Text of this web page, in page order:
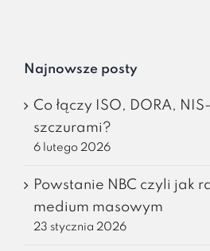
Najnowsze posty
Co łączy ISO, DORA,
szczurami?
6 lutego 2026
Powstanie NBC czyli jak
medium masowym
23 stycznia 2026